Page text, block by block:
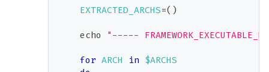
EXTRACTED_ARCHS=( )
echo "-----
for ARCH in $ARCHS